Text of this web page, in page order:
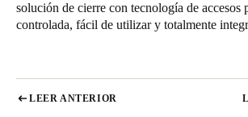
solución de cierre con tecnología de accesos
controlada, fácil de utilizar y totalmente
LEER ANTERIOR